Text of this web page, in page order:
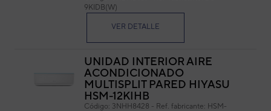
9KIDB(W)
VER DETALLE
UNIDAD INTERIOR AIRE
ACONDICIONADO
MULTISPLIT PARED HIYASU
HSM-12KIHB
Código: 3NHH8428 - Ref. fabricante: HSM-